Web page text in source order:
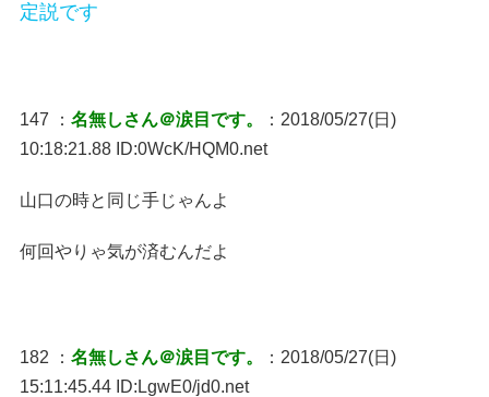
定説です
147 ： 名無しさん＠涙目です。
：2018/05/27(日)
10:18:21.88 ID:0WcK/HQM0.net
山口の時と同じ手じゃんよ
何回やりゃ気が済むんだよ
182 ： 名無しさん＠涙目です。
：2018/05/27(日)
15:11:45.44 ID:LgwE0/jd0.net